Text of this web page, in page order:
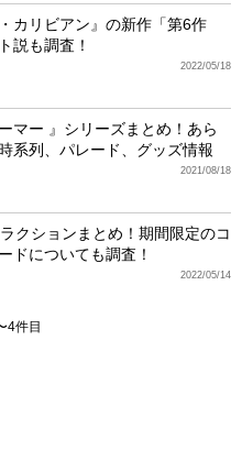
カリビアン』の新作「第6作
説も調査！
2022/05/18
マー 』シリーズまとめ！あら
系列、パレード、グッズ情報
2021/08/18
クションまとめ！期間限定のコ
ドについても調査！
2022/05/14
4件目